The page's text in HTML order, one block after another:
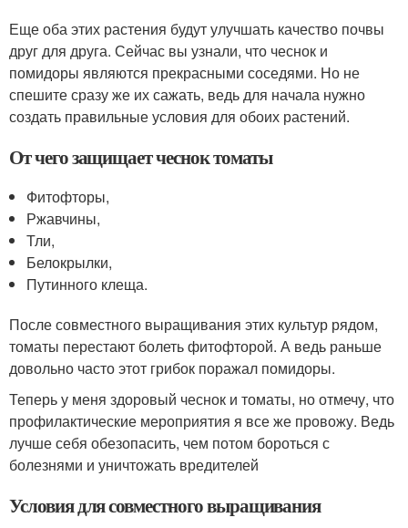
Еще оба этих растения будут улучшать качество почвы
друг для друга. Сейчас вы узнали, что чеснок и
помидоры являются прекрасными соседями. Но не
спешите сразу же их сажать, ведь для начала нужно
создать правильные условия для обоих растений.
От чего защищает чеснок томаты
Фитофторы,
Ржавчины,
Тли,
Белокрылки,
Путинного клеща.
После совместного выращивания этих культур рядом,
томаты перестают болеть фитофторой. А ведь раньше
довольно часто этот грибок поражал помидоры.
Теперь у меня здоровый чеснок и томаты, но отмечу, что
профилактические мероприятия я все же провожу. Ведь
лучше себя обезопасить, чем потом бороться с
болезнями и уничтожать вредителей
Условия для совместного выращивания